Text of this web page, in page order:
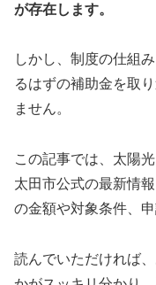
が存在します。
しかし、制度の仕組
るはずの補助金を取
ません。
この記事では、太陽
太田市公式の最新情
の金額や対象条件、
読んでいただければ